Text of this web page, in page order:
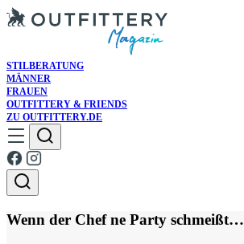
STILBERATUNG
MÄNNER
FRAUEN
OUTFITTERY & FRIENDS
ZU OUTFITTERY.DE
Wenn der Chef ne Party schmeißt…